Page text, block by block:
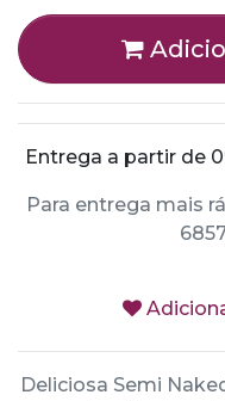
Entrega a partir de
Para entrega mais
Deliciosa Semi